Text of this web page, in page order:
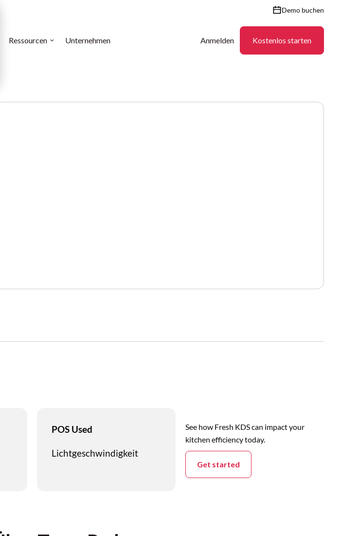
Demo buchen
Ressourcen Unternehmen Anmelden Kostenlos starten
POS Used
Lichtgeschwindigkeit
See how Fresh KDS can impact your
kitchen efficiency today.
Get started